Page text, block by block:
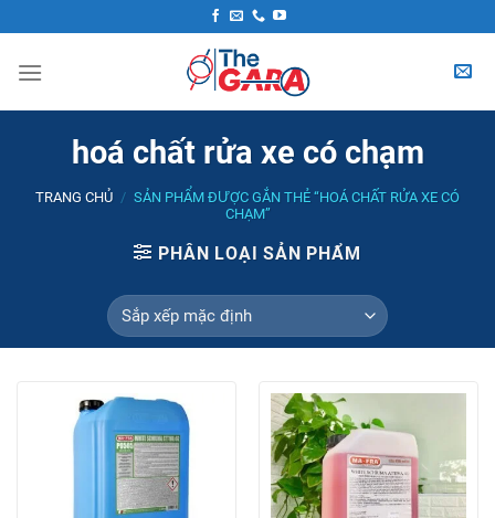
to
content
hoá chất rửa xe có chạm
TRANG CHỦ / SẢN PHẨM ĐƯỢC GẮN THẺ “HOÁ CHẤT RỬA XE CÓ
CHẠM”
PHÂN LOẠI SẢN PHẨM